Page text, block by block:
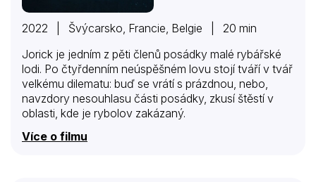
2022 | Švýcarsko, Francie, Belgie | 20 min
Jorick je jedním z pěti členů posádky malé rybářské
lodi. Po čtyřdenním neúspěšném lovu stojí tváří v tvář
velkému dilematu: buď se vrátí s prázdnou, nebo,
navzdory nesouhlasu části posádky, zkusí štěstí v
oblasti, kde je rybolov zakázaný.
Více o filmu